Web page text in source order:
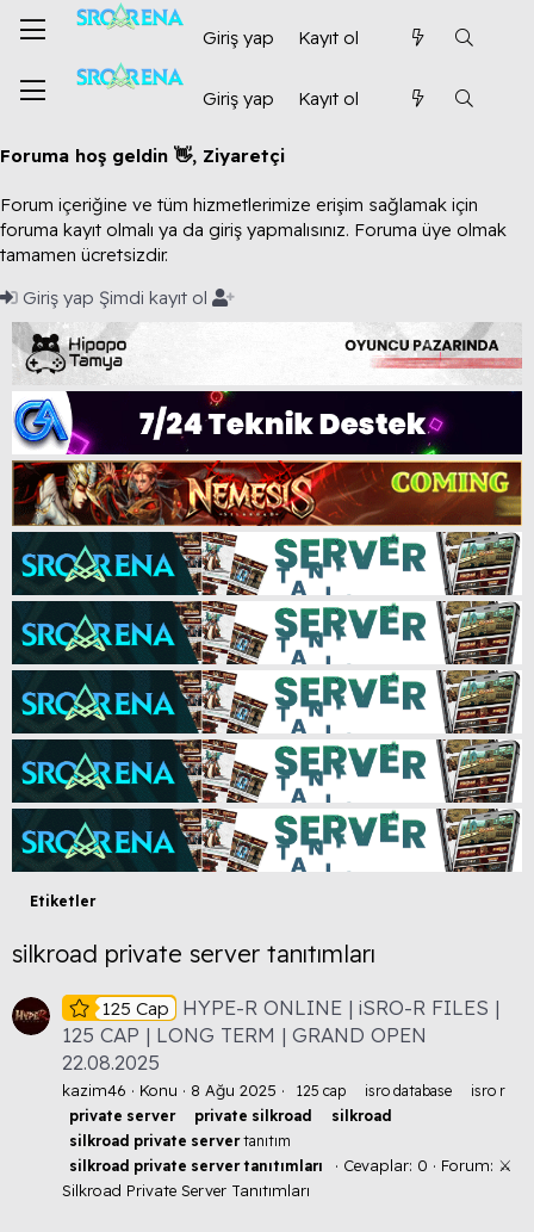
Giriş yap Kayıt ol
Giriş yap Kayıt ol
Foruma hoş geldin 👋, Ziyaretçi
Forum içeriğine ve tüm hizmetlerimize erişim sağlamak için
foruma kayıt olmalı ya da giriş yapmalısınız. Foruma üye olmak
tamamen ücretsizdir.
Giriş yap Şimdi kayıt ol
Etiketler
silkroad private server tanıtımları
125 Cap
HYPE-R ONLINE | iSRO-R FILES |
125 CAP | LONG TERM | GRAND OPEN
22.08.2025
kazim46 Konu 8 Ağu 2025 125 cap isro database
isro r
private server private silkroad
silkroad
silkroad private servertanıtım
silkroad private server tanıtımları Cevaplar: 0 Forum: ⚔️
Silkroad Private Server Tanıtımları